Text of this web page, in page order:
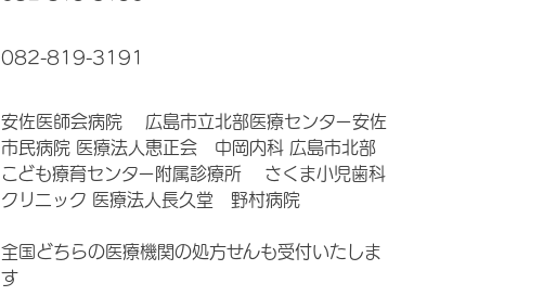
082-819-3191
安佐医師会病院 広島市立北部医療センター安佐
市民病院 医療法人恵正会 中岡内科 広島市北部
こども療育センター附属診療所 さくま小児歯科
クリニック 医療法人長久堂 野村病院
全国どちらの医療機関の処方せんも受付いたしま
す